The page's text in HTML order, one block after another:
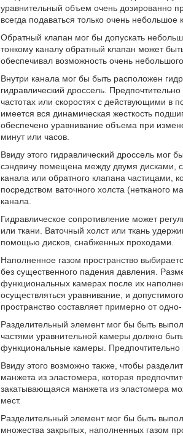
уравнительный объем очень дозированно
всегда подаваться только очень небольшое
Обратный клапан мог бы допускать
тонкому каналу обратный клапан может
обеспечивал возможность очень
Внутри канала мог бы быть расположен
гидравлический дроссель.
частотах или скоростях с действующими в
имеется вся динамическая жесткость
обеспечено уравнивание объема при
минут или часов.
Ввиду этого гидравлический дроссель мог
сэндвичу помещена между двумя дисками,
канала или обратного клапана частицами,
посредством ваточного холста (нетканого
канала.
Гидравлическое сопротивление может
или ткани. Ваточный холст или ткань
помощью дисков, снабженных проходами.
Наполненное газом пространство
без существенного падения давления.
функциональных камерах после их
осуществляться уравнивание, и
пространство составляет примерно от
Разделительный элемент мог бы быть
частями уравнительной камеры должно
функциональные камеры.
Ввиду этого возможно также, чтобы
манжета из эластомера, которая
закатывающаяся манжета из эластомера
мест.
Разделительный элемент мог бы быть
множества закрытых, наполненных газом